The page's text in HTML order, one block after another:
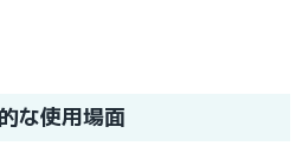
な使用場面